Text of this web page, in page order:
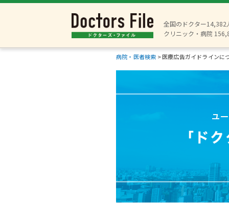
全国のドクター14,382
クリニック・病院
病院・医者検索 >医療広告ガイドラインに